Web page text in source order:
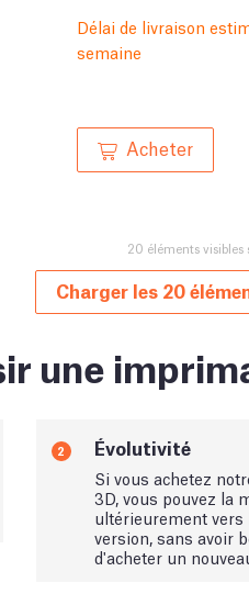
Délai de livraison
semaine
Acheter
20 éléments visibles
Charger les 20
une
2 Évolutivité
Si vous achetez
3D, vous pouvez la
ultérieurement vers
version, sans avoir
d'acheter un